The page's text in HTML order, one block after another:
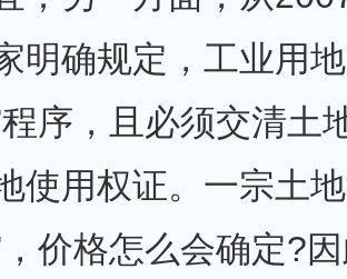
明确规定，工业用
序，且必须交清土
使用权证。一宗土
价格怎么会确定?